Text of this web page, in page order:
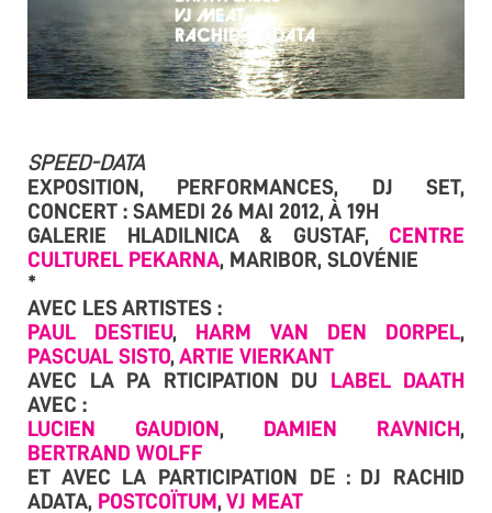
SPEED-DATA
EXPOSITION, PERFORMANCES, DJ SET,
CONCERT : SAMEDI 26 MAI 2012, À 19H
GALERIE HLADILNICA & GUSTAF, CENTRE
CULTUREL PEKARNA, MARIBOR, SLOVÉNIE
*
AVEC LES ARTISTES :
PAUL DESTIEU, HARM VAN DEN DORPEL,
PASCUAL SISTO, ARTIE VIERKANT
AVEC LA PA RTICIPATION DU LABEL DAATH
AVEC :
LUCIEN GAUDION, DAMIEN RAVNICH,
BERTRAND WOLFF
ET AVEC LA PARTICIPATION DE : DJ RACHID
ADATA, POSTCOÏTUM, VJ MEAT